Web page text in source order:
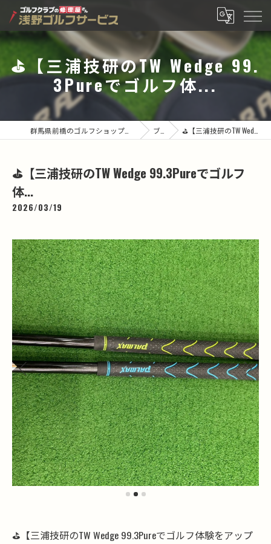
⛳️【三浦技研のTW Wedge 99.
3Pureでゴルフ体...
ブログ ⛳️【三浦技研のTW Wedge 99.3Pureでゴルフ体...
⛳️【三浦技研のTW Wedge 99.3Pureでゴルフ
体...
2026/03/19
⛳️【三浦技研のTW Wedge 99.3Pureでゴルフ体験をアップ